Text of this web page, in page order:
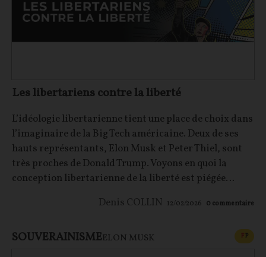
Les libertariens contre la liberté
L’idéologie libertarienne tient une place de choix dans
l’imaginaire de la Big Tech américaine. Deux de ses
hauts représentants, Elon Musk et Peter Thiel, sont
très proches de Donald Trump. Voyons en quoi la
conception libertarienne de la liberté est piégée…
Denis COLLIN 12/02/2026 0 commentaire
SOUVERAINISMEELON MUSK FP